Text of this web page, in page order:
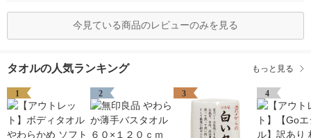
今見ている商品のレビューのみを見る
タオルの人気ランキング もっと見る
1 2 3 4